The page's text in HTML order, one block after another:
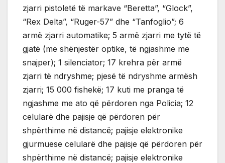
zjarri pistoletë të markave “Beretta”, “Glock”,
“Rex Delta”, “Ruger-57” dhe “Tanfoglio”; 6
armë zjarri automatike; 5 armë zjarri me tytë të
gjatë (me shënjestër optike, të ngjashme me
snajper); 1 silenciator; 17 krehra për armë
zjarri të ndryshme; pjesë të ndryshme armësh
zjarri; 15 000 fishekë; 17 kuti me pranga të
ngjashme me ato që përdoren nga Policia; 12
celularë dhe pajisje që përdoren për
shpërthime në distancë; pajisje elektronike
gjurmuese celularë dhe pajisje që përdoren për
shpërthime në distancë; pajisje elektronike